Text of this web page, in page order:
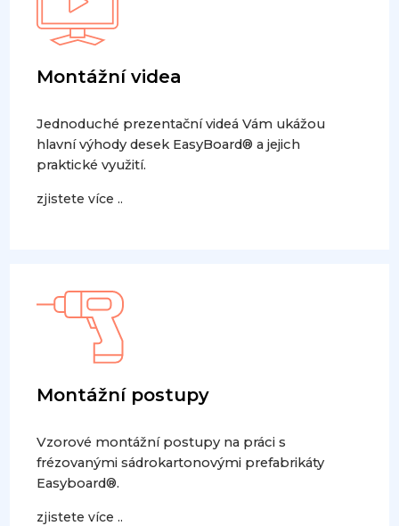
Montážní videa
Jednoduché prezentační videá Vám ukážou
hlavní výhody desek EasyBoard® a jejich
praktické využití.
zjistete více ..
Montážní postupy
Vzorové montážní postupy na práci s
frézovanými sádrokartonovými prefabrikáty
Easyboard®.
zjistete více ..